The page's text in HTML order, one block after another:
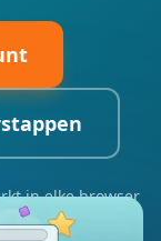
in elke browser